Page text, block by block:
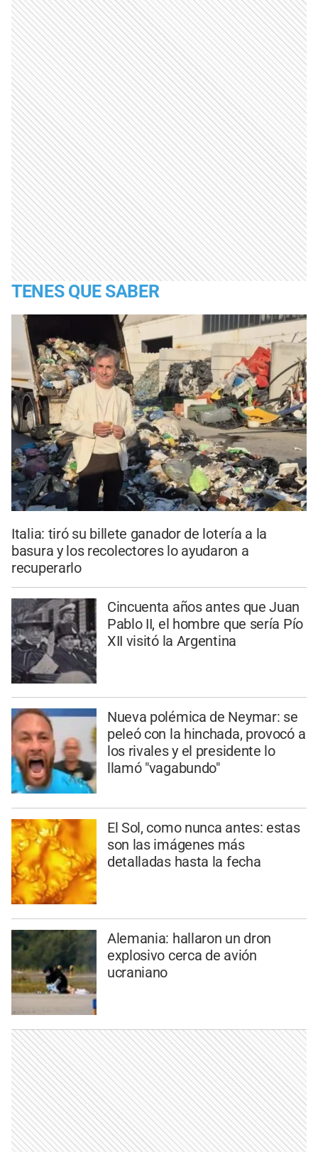
TENES QUE SABER
Italia: tiró su billete ganador de lotería a la
basura y los recolectores lo ayudaron a
recuperarlo
Cincuenta años antes que Juan
Pablo II, el hombre que sería Pío
XII visitó la Argentina
Nueva polémica de Neymar: se
peleó con la hinchada, provocó a
los rivales y el presidente lo
llamó "vagabundo"
El Sol, como nunca antes: estas
son las imágenes más
detalladas hasta la fecha
Alemania: hallaron un dron
explosivo cerca de avión
ucraniano